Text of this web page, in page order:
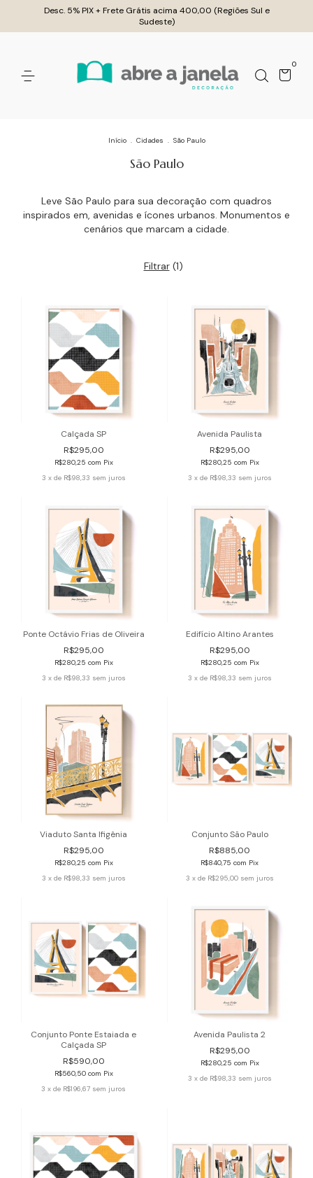
Desc. 5% PIX + Frete Grátis acima 400,00 (Regiões Sul e
Sudeste)
0
Início . Cidades . São Paulo
São Paulo
Leve São Paulo para sua decoração com quadros
inspirados em, avenidas e ícones urbanos. Monumentos e
cenários que marcam a cidade.
Filtrar (1)
Calçada SP
R$295,00
R$280,25 com Pix
3 x de R$98,33 sem juros
Avenida Paulista
R$295,00
R$280,25 com Pix
3 x de R$98,33 sem juros
Ponte Octávio Frias de Oliveira
R$295,00
R$280,25 com Pix
3 x de R$98,33 sem juros
Edifício Altino Arantes
R$295,00
R$280,25 com Pix
3 x de R$98,33 sem juros
Viaduto Santa Ifigênia
R$295,00
R$280,25 com Pix
3 x de R$98,33 sem juros
Conjunto São Paulo
R$885,00
R$840,75 com Pix
3 x de R$295,00 sem juros
Conjunto Ponte Estaiada e
Calçada SP
R$590,00
R$560,50 com Pix
3 x de R$196,67 sem juros
Avenida Paulista 2
R$295,00
R$280,25 com Pix
3 x de R$98,33 sem juros